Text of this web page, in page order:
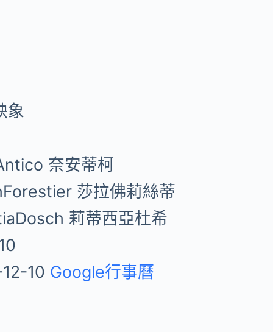
象
奈安蒂柯
莎拉佛莉絲蒂
莉蒂西亞杜希
10 Google行事曆